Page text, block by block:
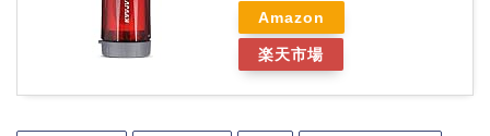
Amazon
楽天市場